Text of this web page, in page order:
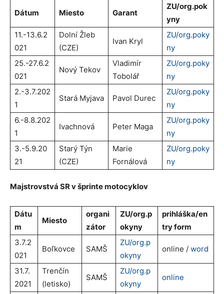
Dátum Miesto Garant
ZU/org.pok
yny
11.-13.6.2
021
Dolní Žleb
(CZE)
Ivan Kryl
ZU/org.poky
ny
25.-27.6.2
021
Nový Tekov
Vladimír
Tobolář
ZU/org.poky
ny
2.-3.7.202
1
Stará Myjava Pavol Durec
ZU/org.poky
ny
6.-8.8.202
1
Ivachnová Peter Maga
ZU/org.poky
ny
3.-5.9.20
21
Starý Týn
(CZE)
Marie
Fornálová
ZU/org.poky
ny
Majstrovstvá SR v šprinte motocyklov
Dátu
m
Miesto
organi
zátor
ZU/org.p
okyny
prihláška/en
try form
3.7.2
021
Boľkovce SAMŠ
ZU/org.p
okyny
online / word
31.7.
2021
Trenčín
(letisko)
SAMŠ
ZU/org.p
okyny
online